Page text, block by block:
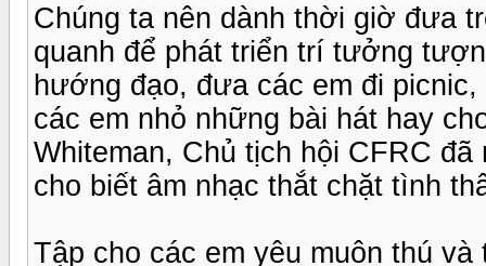
Chúng ta nên dành thời giờ đưa
quanh để phát triển trí tưởng
hướng đạo, đưa các em đi
các em nhỏ những bài hát hay
Whiteman, Chủ tịch hội CFRC
cho biết âm nhạc thắt chặt tình
Tập cho các em yêu muôn thú